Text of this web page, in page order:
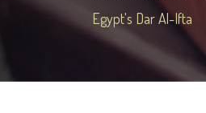
Egypt's Dar Al-Ifta